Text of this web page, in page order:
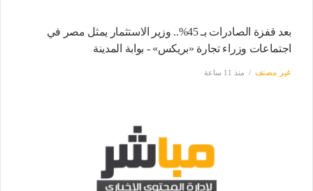
بعد قفزة الصادرات بـ 45%.. وزير الاستثمار يمثل مصر في
اجتماعات وزراء تجارة «بريكس» - بوابة المدينة
غير مصنف منذ 11 ساعة